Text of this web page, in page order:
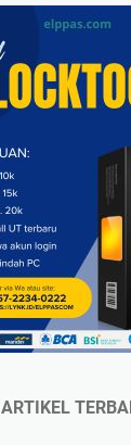
ARTIKEL